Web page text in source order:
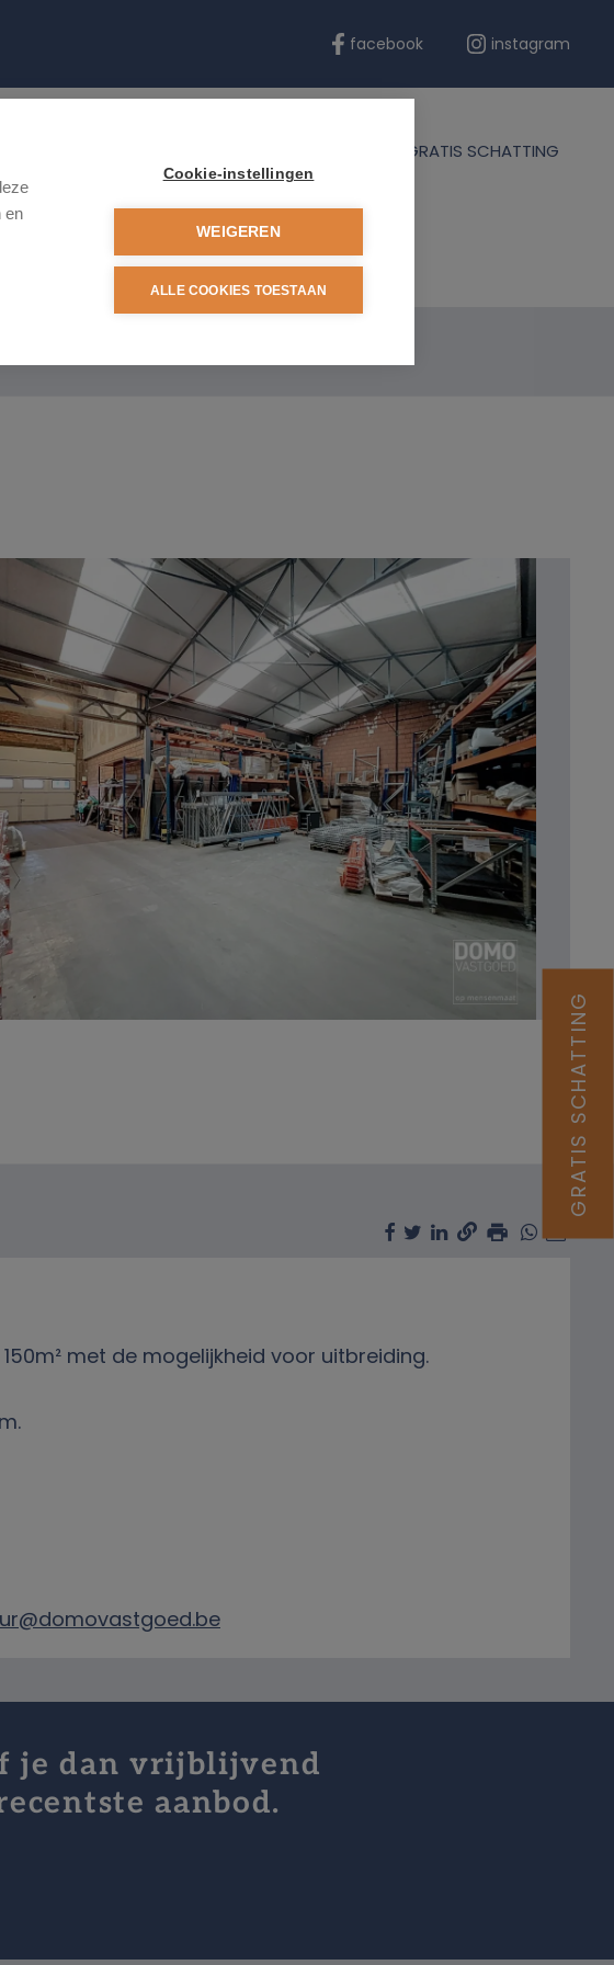
facebook instagram
GRATIS SCHATTING
GRATIS SCHATTING
met de mogelijkheid voor uitbreiding.
je dan vrijblijvend
aanbod.
en
Cookie-instellingen
WEIGEREN
ALLE COOKIES TOESTAAN